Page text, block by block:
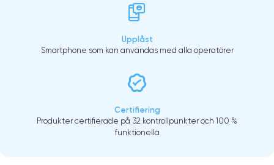
Upplåst
Smartphone som kan användas med alla operatörer
Certifiering
Produkter certifierade på 32 kontrollpunkter och 100 %
funktionella